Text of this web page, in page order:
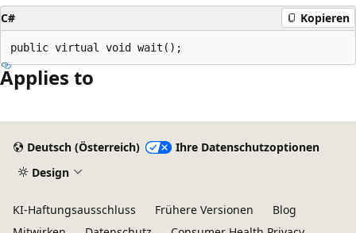
C# Kopieren
public virtual void wait();
Applies to
Deutsch (Österreich)
Ihre Datenschutzoptionen
Design
KI-Haftungsausschluss Frühere Versionen
Blog